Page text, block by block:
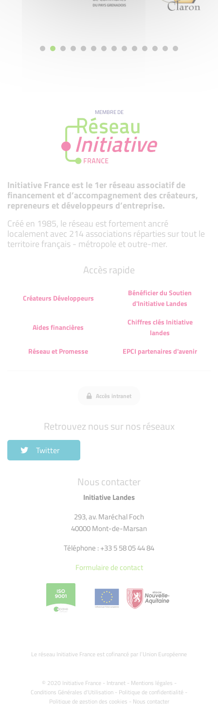
MEMBRE DE
Initiative France est le 1er réseau associatif de
financement et d’accompagnement des créateurs,
repreneurs et développeurs d’entreprise.
Créé en 1985, le réseau est fortement ancré
localement avec 214 associations réparties sur tout le
territoire français - métropole et outre-mer.
Nous contacter
Initiative Landes
293, av. Maréchal Foch
40000 Mont-de-Marsan
Téléphone : +33 5 58 05 44 84
Formulaire de contact
Le réseau Initiative France est cofinancé par l’Union Européenne
© 2020 Initiative France - Intranet- Mentions légales -
Conditions Générales d'Utilisation - Politique de confidentialité -
Politique de gestion des cookies - Nous contacter
Accès rapide
Créateurs Développeurs
Bénéficier du Soutien
d'Initiative Landes
Aides financières
Chiffres clés Initiative
landes
Réseau et Promesse
EPCI partenaires d'avenir
Accès intranet
Retrouvez nous sur nos réseaux
Twitter